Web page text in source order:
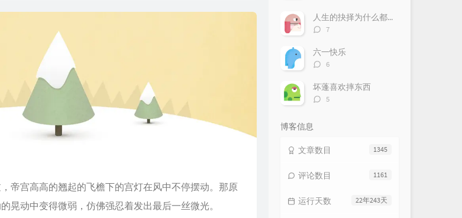
宫高高的翘起的飞檐下的宫灯在风中不停摆动。那原
晃动中变得微弱，仿佛强忍着发出最后一丝微光。
数：
人生的抉择为什么都这么让人无奈？
评
数：
7
六一快乐
评
数：
6
坏蓬喜欢摔东西
评
5
博客信息
1345
文章数目
1161
评论数目
22年243天
运行天数